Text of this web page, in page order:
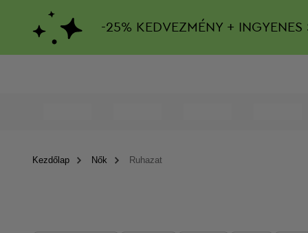
-25% KEDVEZMÉNY + INGYENES
Kezdőlap Nők Ruhazat